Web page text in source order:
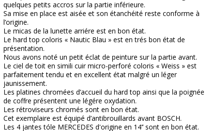
quelques petits accros sur la partie inférieure.
Sa mise en place est aisée et son étanchéité reste conforme à
l’origine.
Le micas de la lunette arriére est en bon état.
Le hard top coloris « Nautic Blau » est en trés bon état de
présentation.
Nous avons noté un petit éclat de peinture sur la partie avant.
Le ciel de toit en simili cuir micro-perforé coloris « Weiss » est
parfaitement tendu et en excellent état malgré un léger
jaunissement.
Les platines chromées d’accueil du hard top ainsi que la poignée
de coffre présentent une légére oxydation.
Les rétroviseurs chromés sont en bon état.
Cet exemplaire est équipé d’antibrouillards avant BOSCH.
Les 4 jantes tóle MERCEDES d'origine en 14’’ sont en bon état.